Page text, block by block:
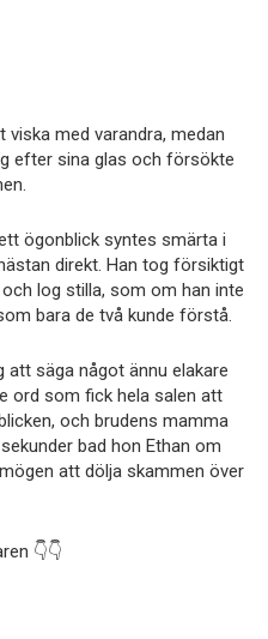
viska med varandra, medan
efter sina glas och försökte
ögonblick syntes smärta i
direkt. Han tog försiktigt
log stilla, som om han inte
bara de två kunde förstå.
att säga något ännu elakare
ord som fick hela salen att
och brudens mamma
bad hon Ethan om
att dölja skammen över
👇👇